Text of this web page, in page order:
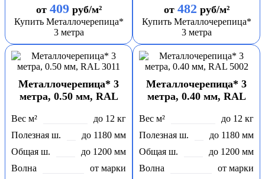
от 409руб/м²
Купить Металлочерепица*
3 метра
от 482 руб/м²
Купить Металлочерепица*
3 метра
Металлочерепица* 3
метра, 0.50 мм, RAL
Вес м²
до 12 кг
Полезная ш.
до 1180 мм
Общая ш.
до 1200 мм
Волна
от марки
Металлочерепица* 3
метра, 0.40 мм, RAL
Вес м²
до 12 кг
Полезная ш.
до 1180 мм
Общая ш.
до 1200 мм
Волна
от марки